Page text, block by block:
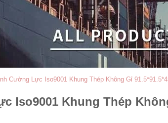
Cường Lực Iso9001 Khung Thép Không Gỉ
Iso9001 Khung Thép